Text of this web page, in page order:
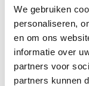
We gebruiken
personaliseren,
en om ons
informatie over
partners voor
partners kunnen
stad diende bij
zeewijf voortaan in
genoeg werd dit
naar Haarlem. Hier
tot het christelijk
gewijde aarde